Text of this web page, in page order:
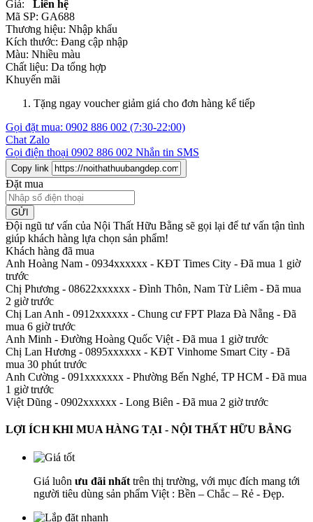
Giá:
Liên hệ
Mã SP: GA688
Thương hiệu: Nhập khẩu
Kích thước: Đang cập nhập
Màu: Nhiều màu
Chất liệu: Da tổng hợp
Khuyến mãi
Tặng ngay voucher giảm giá cho đơn hàng kế tiếp
Gọi đặt mua: 0902 886 002 (7:30-22:00)
Chat Zalo
Gọi điện thoại 0902 886 002 Nhắn tin SMS
Copy link
Đặt mua
GỬI
Đội ngũ tư vấn của Nội Thất Hữu Bằng sẽ gọi lại để tư vấn tận tình
giúp khách hàng lựa chọn sản phẩm!
Khách hàng đã mua
Anh Hoàng Nam - 0934xxxxxx - KĐT Times City - Đã mua 1 giờ
trước
Chị Phương - 08622xxxxxx - Đình Thôn, Nam Từ Liêm - Đã mua
2 giờ trước
Chị Lan Anh - 0912xxxxxx - Chung cư FPT Plaza Đà Nẵng - Đã
mua 6 giờ trước
Anh Minh - Đường Hoàng Quốc Việt - Đã mua 1 giờ trước
Chị Lan Hương - 0895xxxxxx - KĐT Vinhome Smart City - Đã
mua 30 phút trước
Anh Cường - 091xxxxxxx - Phường Bến Nghé, TP HCM - Đã mua
1 giờ trước
Việt Dũng - 0902xxxxxx - Long Biên - Đã mua 2 giờ trước
LỢI ÍCH KHI MUA HÀNG TẠI - NỘI THẤT HỮU BẰNG
Giá luôn ưu đãi nhất trên thị trường, với mục đích mang tới
người tiêu dùng sản phẩm Việt : Bền – Chắc – Rẻ - Đẹp.